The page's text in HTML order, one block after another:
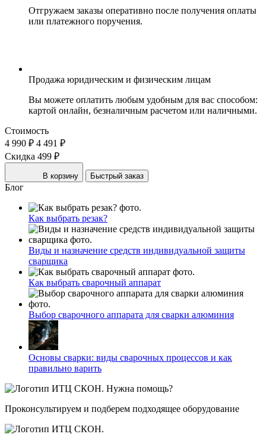
Отгружаем заказы оперативно после получения оплаты
или платежного поручения.
Продажа юридическим и физическим лицам
Вы можете оплатить любым удобным для вас способом:
картой онлайн, безналичным расчетом или наличными.
Стоимость
4 990 ₽ 4 491 ₽
Скидка 499 ₽
В корзину Быстрый заказ
Блог
Как выбрать резак?
Виды и назначение средств индивидуальной защиты
сварщика
Как выбрать сварочный аппарат
Выбор сварочного аппарата для сварки алюминия
Основы сварки: виды сварочных процессов и как
правильно варить
Нужна помощь?
Проконсультируем и подберем подходящее оборудование